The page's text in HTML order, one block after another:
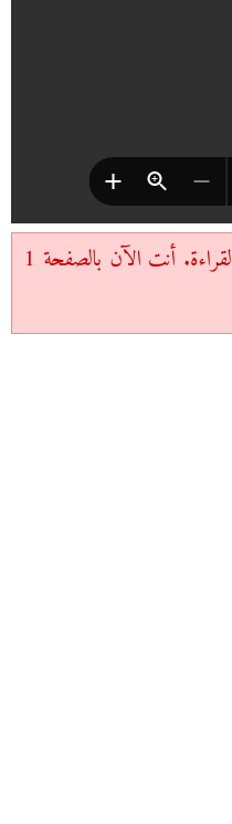
اضغط على الصفحة التالية لمتابعة القراءة. أنت الآن بالصفحة 1